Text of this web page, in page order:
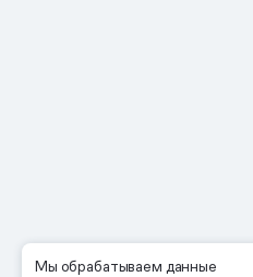
Мы обрабатываем данные